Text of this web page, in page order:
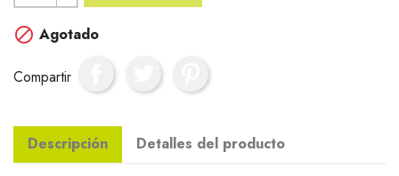
 Agotado
Compartir
Descripción Detalles del producto